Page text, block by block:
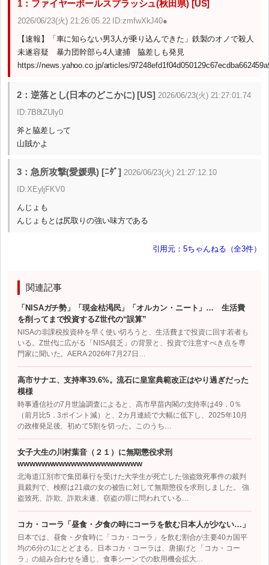
1：ファイヤーボールスプラッシュ(秋田県) [US]
2026/06/23(火) 21:26:05.22 ID:zmfwXkJ40●
【速報】「車に知らない男3人が乗り込んできた」鉄製のオノで殺人
未遂容疑 暴力団幹部ら4人逮捕 脇差しも発見
https://news.yahoo.co.jp/articles/
2：逆落とし(日本のどこかに) [US] 2026/06/23(火) 21:27:01.74
ID:7B8tZUly0
斧と脇差しって
山賊かよ
3：急所攻撃(愛媛県) [ﾆﾀﾞ] 2026/06/23(火) 21:27:12.10
ID:XEyljFKV0
んじょも
んじょもとは尻取りの強い味方である
引用元：5ちゃんねる（全3件）
関連記事
「NISAガチ勢」「現金枯渇民」「オルカン・ニート」… 生活費
を削ってまで投資するZ世代の“誤算”
NISAの非課税投資枠を早く使い切ろうと、生活費まで投資に回す若者も
いる。Z世代に広がる「NISA貧乏」の背景と、投資で注意すべき点を専
門家に聞いた。AERA 2026年7月27日…
高市サナエ、支持率39.6%。流石に皇室典範改正はやり過ぎだった
模様
時事通信社の7月世論調査によると、高市早苗内閣の支持率は49．0％
（前月比5．3ポイント減）と、2カ月連続で大幅に低下し、2025年10月
の政権発足後、初めて5割を切った。このうち…
女子大生の川村葉音（２１）に無期懲役求刑
wwwwwwwwwwwwwwwwwwwww
北海道江別市で集団暴行を受けた大学生が死亡した強盗致死事件の裁判
員裁判で、検察は21歳の女の被告に対して無期懲役を求刑しました。 強
盗致死、詐欺、詐欺未遂、窃盗の罪に問われている…
コカ・コーラ「昼食・夕食の時にコーラを飲む日本人が少ない…」
日本では、昼食・夕食時に「コカ・コーラ」を飲む割合が主要40カ国平
均の6分の1にとどまる。日本コカ・コーラは、唐揚げと「コカ・コー
ラ」の組み合わせを通じ、食事シーンでの飲用機会拡大…